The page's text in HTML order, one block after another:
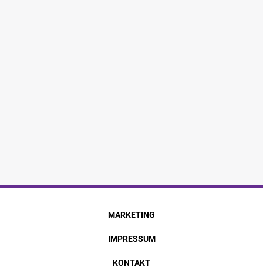
MARKETING
IMPRESSUM
KONTAKT